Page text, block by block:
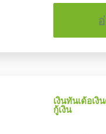
เงินทันเด้อเ
กู้เงิน